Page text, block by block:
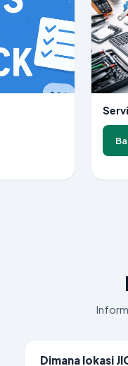
Dimana lokasi